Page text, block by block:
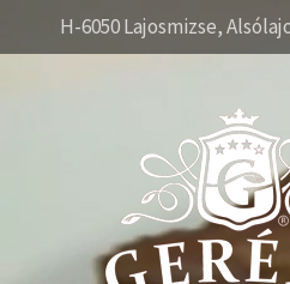
H-6050 Lajosmizse,